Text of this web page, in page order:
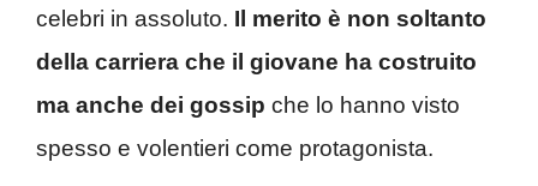
celebri in assoluto. Il merito è non soltanto
della carriera che il giovane ha costruito
ma anche dei gossip che lo hanno visto
spesso e volentieri come protagonista.